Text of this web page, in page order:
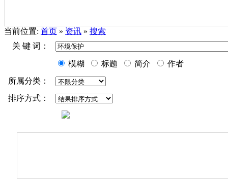
当前位置: 首页 » 资讯 » 搜索
关 键 词：
模糊 标题 简介
作者
所属分类：
排序方式：